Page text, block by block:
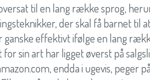
til en lang række sprog,
der skal få barnet til
effektivt ifølge en lang
sin art har ligget øverst på
endda i ugevis, peger